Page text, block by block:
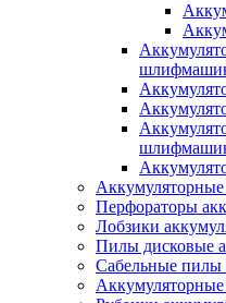
Аккумуляторные
Перфораторы
Лобзики
Пилы дисковые
Сабельные пилы